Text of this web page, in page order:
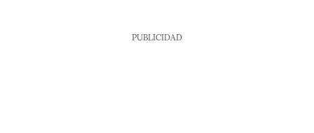
PUBLICIDAD